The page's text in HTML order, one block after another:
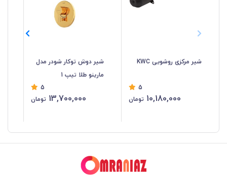
شیر مرکزی روشویی KWC
5
10,180,000 تومان
شیر دوش توکار شودر مدل
مارینو طلا تیپ 1
5
13,700,000 تومان